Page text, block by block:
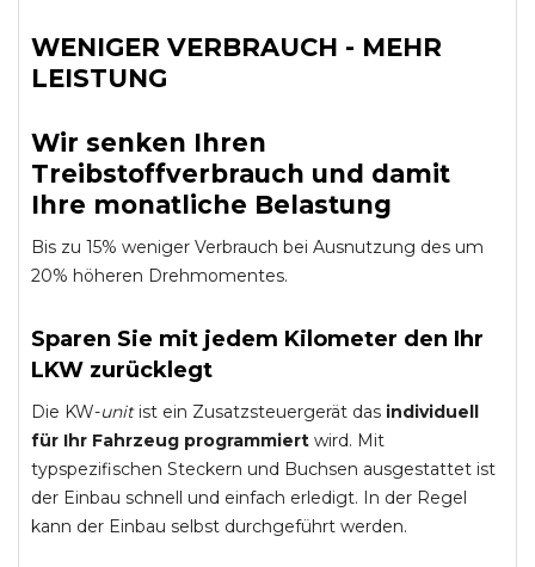
WENIGER VERBRAUCH - MEHR
LEISTUNG
Wir senken Ihren
Treibstoffverbrauch und damit
Ihre monatliche Belastung
Bis zu 15% weniger Verbrauch bei Ausnutzung des um
20% höheren Drehmomentes.
Sparen Sie mit jedem Kilometer den Ihr
LKW zurücklegt
Die KW-unitist ein Zusatzsteuergerät das individuell
für Ihr Fahrzeug programmiert wird. Mit
typspezifischen Steckern und Buchsen ausgestattet ist
der Einbau schnell und einfach erledigt. In der Regel
kann der Einbau selbst durchgeführt werden.